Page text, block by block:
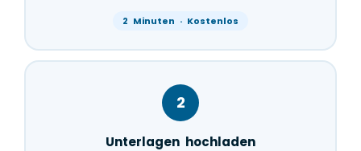
2 Minuten · Kostenlos
2
Unterlagen hochladen